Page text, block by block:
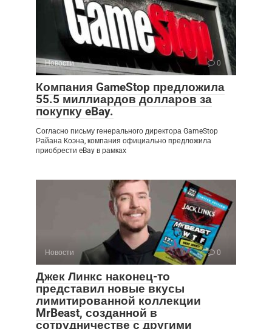
Новости 0
Компания GameStop предложила
55.5 миллиардов долларов за
покупку eBay.
Согласно письму генерального директора GameStop
Райана Коэна, компания официально предложила
приобрести eBay в рамках
Новости 0
Джек Линкс наконец-то
представил новые вкусы
лимитированной коллекции
MrBeast, созданной в
сотрудничестве с другими